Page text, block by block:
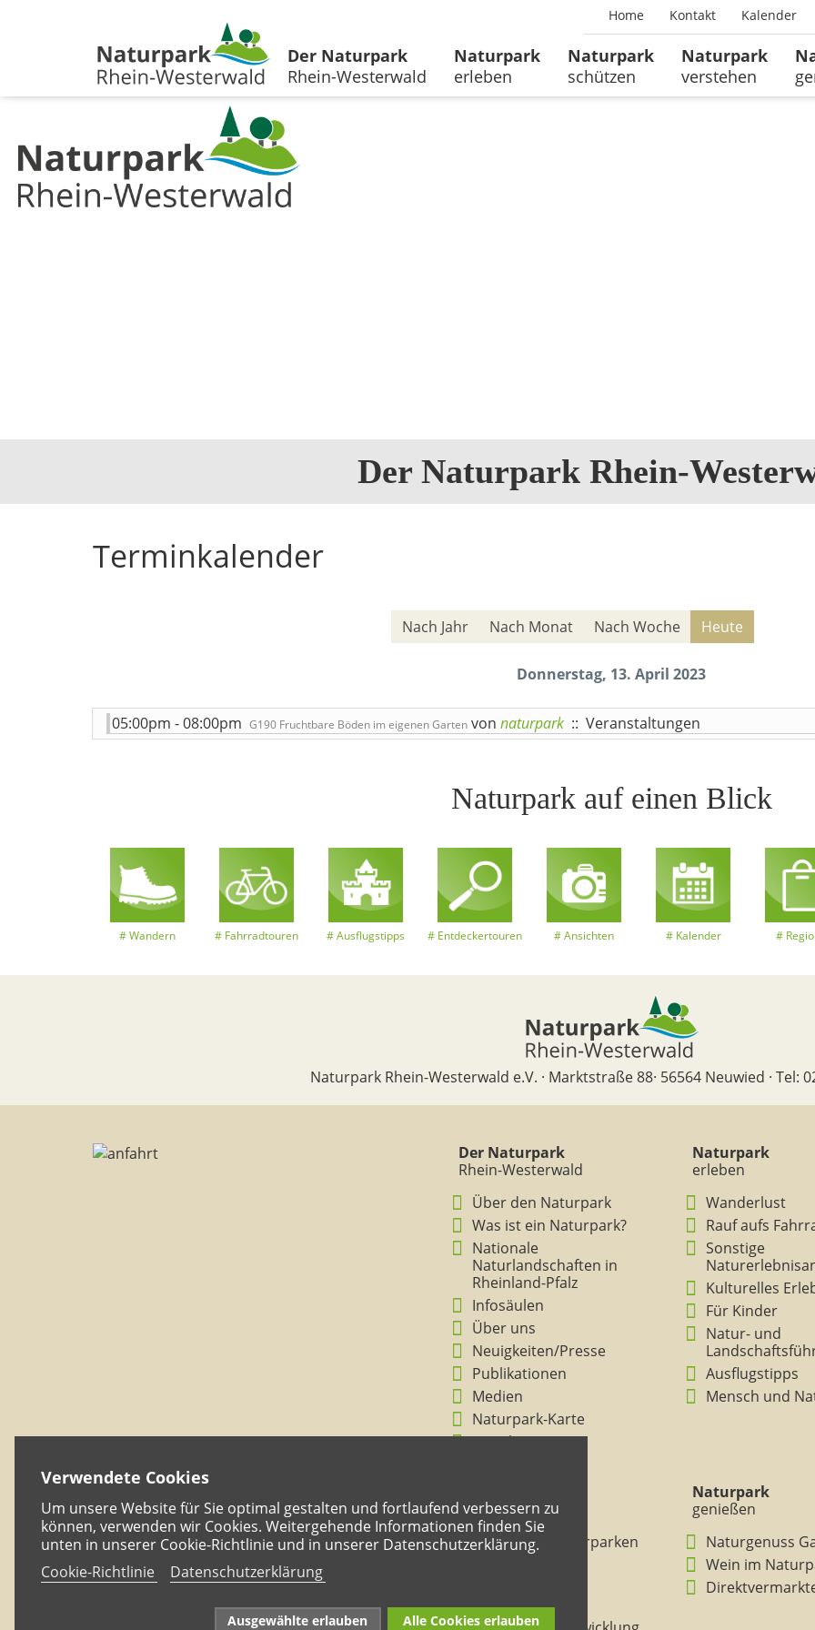
Verwendete Cookies
Um unsere Website für Sie optimal gestalten und fortlaufend verbessern zu
können, verwenden wir Cookies. Weitergehende Informationen finden Sie
unten in unserer Cookie-Richtlinie und in unserer Datenschutzerklärung.
Cookie-Richtlinie
Datenschutzerklärung
Ausgewählte erlauben Alle Cookies erlauben
Home Kontakt Kalender
Der Naturpark
Rhein-Westerwald
Naturpark
erleben
Naturpark
schützen
Naturpark
verstehen
Der Naturpark Rhein-
Terminkalender
Nach Jahr Nach Monat Nach Woche Heute
Donnerstag, 13. April 2023
05:00pm - 08:00pm G190 Fruchtbare Böden im eigenen Garten von naturpark :: Veranstaltungen
Naturpark auf einen Blick
Wandern Fahrradtouren Ausflugstipps Entdeckertouren Ansichten Kalender
Naturpark Rhein-Westerwald e.V. · Marktstraße 88· 56564 Neuwied · Tel:
Der Naturpark
Rhein-Westerwald
Über den Naturpark
Was ist ein Naturpark?
Nationale
Naturlandschaften in
Rheinland-Pfalz
Infosäulen
Über uns
Neuigkeiten/Presse
Publikationen
Medien
Naturpark-Karte
Ansichten
Naturpark
erleben
Wanderlust
Rauf aufs
Sonstige
Kulturelles
Für Kinder
Natur- und
Ausflugstipps
Mensch und
verstehen
BNE in den Naturparken
Rheinland-Pfalz
Mitmachheft
Naturpark
genießen
Naturgenuss
Wein im